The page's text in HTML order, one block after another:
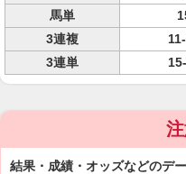
馬単
3連複
3連単
結果・成績・オッズなどのデ